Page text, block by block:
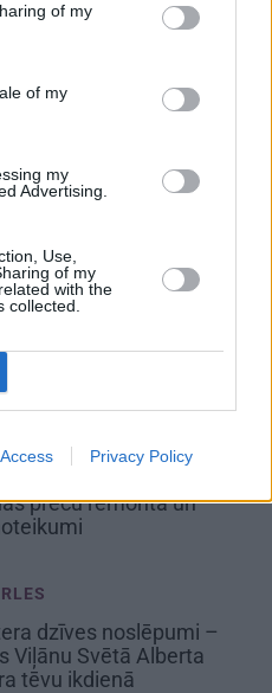
of my
of my
my
Advertising.
Use,
of my
with the
collected.
Privacy Policy
un svaigi: 7
iesaka Latvijā
preču remonta un
dzīves noslēpumi –
Viļānu Svētā Alberta
tēvu ikdienā